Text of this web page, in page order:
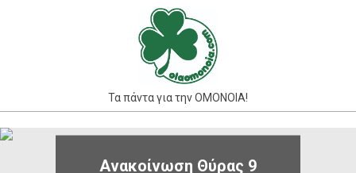
Τα πάντα για την ΟΜΟΝΟΙΑ!
Primary
Ανακοίνωση Θύρας 9